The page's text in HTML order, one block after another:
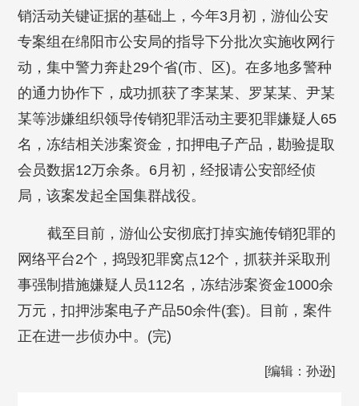
销活动关键证据的基础上，今年3月初，游仙公安
专案组在绵阳市公安局的指导下分批次实施收网行
动，集中警力奔赴29个省(市、区)。在多地多警种
的通力协作下，成功抓获了李某某、罗某某、尹某
某等涉嫌组织领导传销犯罪活动主要犯罪嫌疑人65
名，冻结相关涉案资金，扣押电子产品，勘验提取
会员数据12万余条。6月初，经报请公安部经侦
局，该案发起全国集群战役。
截至目前，游仙公安彻底打掉实施传销犯罪的
网络平台2个，捣毁犯罪窝点12个，抓获并采取刑
事强制措施嫌疑人员112名，冻结涉案资金1000余
万元，扣押涉案电子产品50余件(套)。目前，案件
正在进一步侦办中。(完)
[编辑：孙逊]